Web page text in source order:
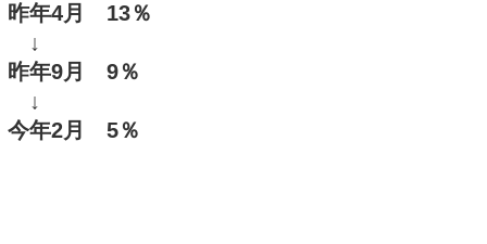
昨年4月 13％
↓
昨年9月 9％
↓
今年2月 5％